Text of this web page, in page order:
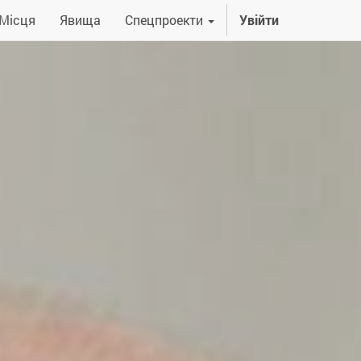
Явища Спецпроекти Увійти